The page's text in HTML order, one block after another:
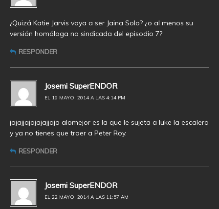
¿Quizá Katie Jarvis vaya a ser Jaina Solo? ¿o al menos su
versión homóloga no sindicada del episodio 7?
RESPONDER
Josemi SuperENDOR
EL 19 MAYO, 2014 A LAS 4:14 PM
jajajjajajajajjaja alomejor es la que le sujeta a luke la escalera
y ya no tienes que traer a Peter Roy.
RESPONDER
Josemi SuperENDOR
EL 22 MAYO, 2014 A LAS 11:57 AM